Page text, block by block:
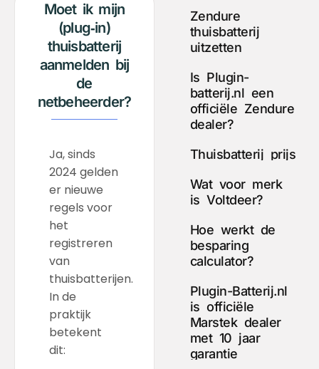
Moet ik mijn
(plug‑in)
thuisbatterij
aanmelden bij
de
netbeheerder?
Ja, sinds
2024 gelden
er nieuwe
regels voor
het
registreren
van
thuisbatterijen.
In de
praktijk
betekent
dit:
Zendure
thuisbatterij
uitzetten
Is Plugin-
batterij.nl een
officiële Zendure
dealer?
Thuisbatterij prijs
Wat voor merk
is Voltdeer?
Hoe werkt de
besparing
calculator?
Plugin-Batterij.nl
is officiële
Marstek dealer
met 10 jaar
garantie